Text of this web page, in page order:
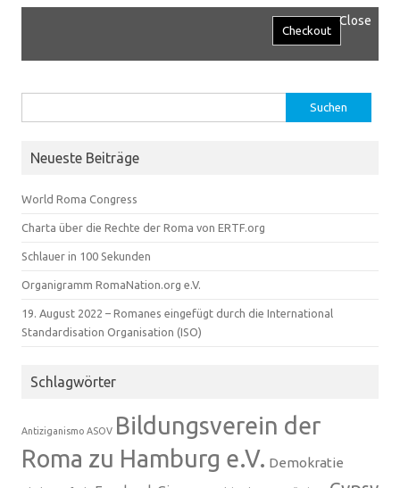
Close
nach:
Neueste Beiträge
World Roma Congress
Charta über die Rechte der Roma von ERTF.org
Schlauer in 100 Sekunden
Organigramm RomaNation.org e.V.
19. August 2022 – Romanes eingefügt durch die International
Standardisation Organisation (ISO)
Schlagwörter
Antiziganismo ASOV Bildungsverein der
Roma zu Hamburg e.V. Demokratie